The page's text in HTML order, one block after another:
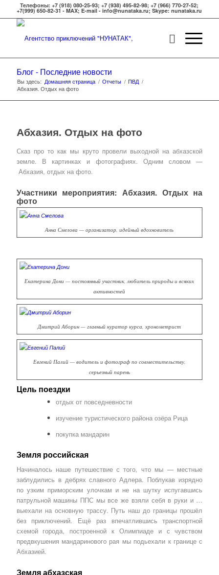
Телефоны: +7 (918) 080-25-93; +7 (938) 495-82-98; +7 (966) 770-27-52;
+7(999) 650-82-31 - MAX; E-mail - info@nunataka.ru; Skype: nunataka.ru
Блог - Последние новости
Вы здесь: Домашняя страница / Отчеты / ПВД /
Абхазия. Отдых на фото
Абхазия. Отдых на фото
Сказ про то как мы круто провели выходной на абхазской
земле. В картинках и фотографиях. Одним словом —
Абхазия, отдых на фото.
Участники мероприятия: Абхазия. Отдых на
фото
Анна Смелова — организатор, идейный вдохновитель
Екатерина Дони — постоянный участник, любитель природы и всяких
активностей
Дмитрий Аборин — главный куратор курса, хронометрист
Евгений Палий — водитель и фотограф по совместительству,
серьезный парень
Цель поездки
отдых от повседневности
изучение туристического района озёра Рица
покупка мандарин
Земля российская
Начиналось наше путешествие с того, что мы — местные
заблудились в дебрях славного Адлера. Поблукав изрядно
по узким приморским улочкам и не на шутку испугавшись
патрульной машины ППС мы все же взяли себя в руки и …
выехали на основную трассу. Путь наш до границы прошёл
без приключений. Ещё раз впечатлившись транспортной
схемой города, построенной к Олимпиаде и с чувством
предвкушения мандаринового рая мы подьехали к границе с
Абхазией.
Земля абхазская